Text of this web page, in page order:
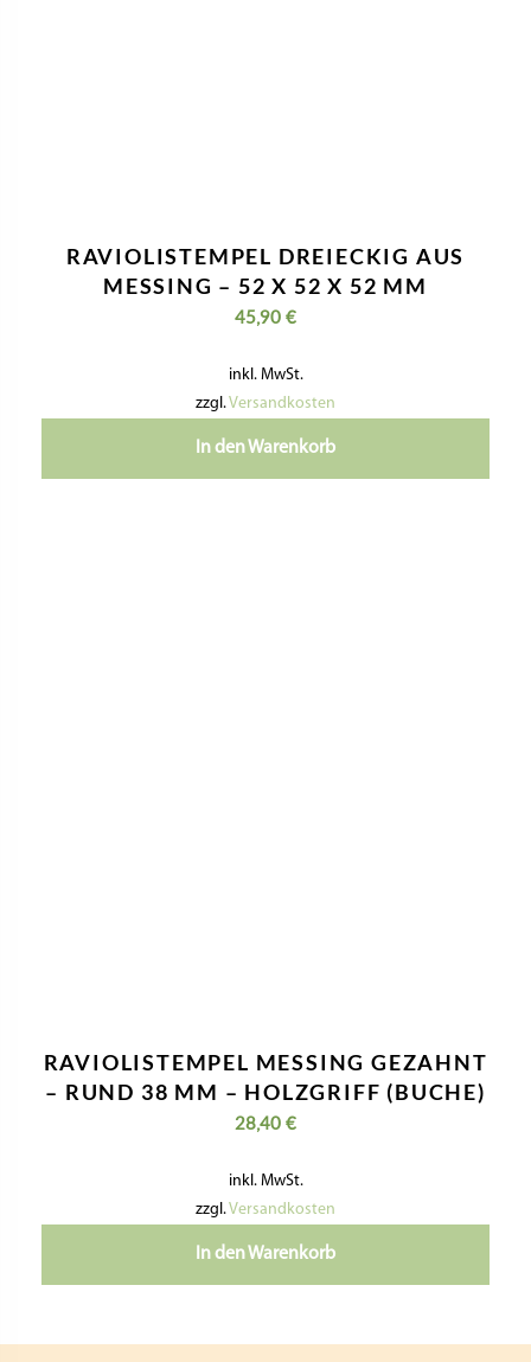
RAVIOLISTEMPEL DREIECKIG AUS
MESSING – 52 X 52 X 52 MM
45,90 €
inkl. MwSt.
zzgl.Versandkosten
In den Warenkorb
RAVIOLISTEMPEL MESSING GEZAHNT
– RUND 38 MM – HOLZGRIFF (BUCHE)
28,40 €
inkl. MwSt.
zzgl.Versandkosten
In den Warenkorb